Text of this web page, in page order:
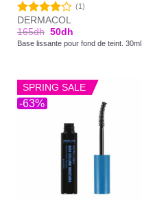
Note
4.00sur
5
(1)
DERMACOL
165dh 50dh
Base lissante pour fond de teint. 30ml
-63%
SPRING SALE